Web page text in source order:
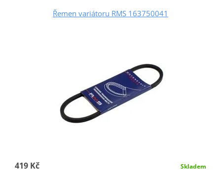
Řemen variátoru RMS 163750041
419 Kč Skladem